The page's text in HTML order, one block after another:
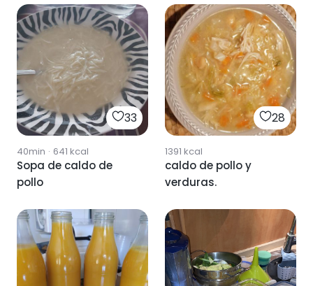
33
40min · 641 kcal
Sopa de caldo de
pollo
28
1391 kcal
caldo de pollo y
verduras.